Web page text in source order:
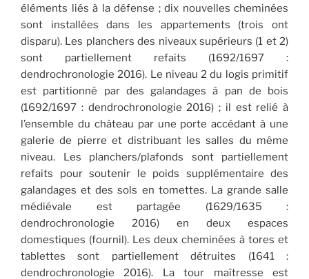
éléments liés à la défense ; dix nouvelles cheminées
sont installées dans les appartements (trois ont
disparu). Les planchers des niveaux supérieurs (1 et 2)
sont partiellement refaits (1692/1697 :
dendrochronologie 2016). Le niveau 2 du logis primitif
est partitionné par des galandages à pan de bois
(1692/1697 : dendrochronologie 2016) ; il est relié à
l’ensemble du château par une porte accédant à une
galerie de pierre et distribuant les salles du même
niveau. Les planchers/plafonds sont partiellement
refaits pour soutenir le poids supplémentaire des
galandages et des sols en tomettes. La grande salle
médiévale est partagée (1629/1635 :
dendrochronologie 2016) en deux espaces
domestiques (fournil). Les deux cheminées à tores et
tablettes sont partiellement détruites (1641 :
dendrochronologie 2016). La tour maîtresse est